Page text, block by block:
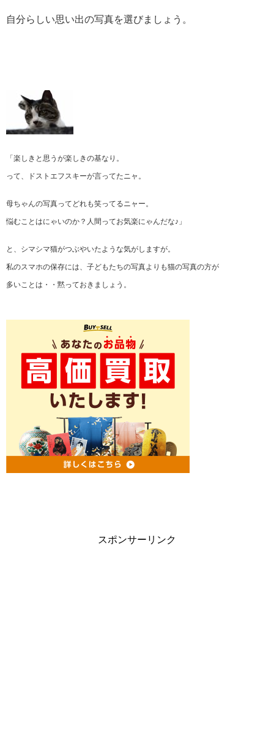
自分らしい思い出の写真を選びましょう。
「楽しきと思うが楽しきの基なり。
って、ドストエフスキーが言ってたニャ。
母ちゃんの写真ってどれも笑ってるニャー。
悩むことはにゃいのか？人間ってお気楽にゃんだな♪」
と、シマシマ猫がつぶやいたような気がしますが。
私のスマホの保存には、子どもたちの写真よりも猫の写真の方が
多いことは・・黙っておきましょう。
スポンサーリンク